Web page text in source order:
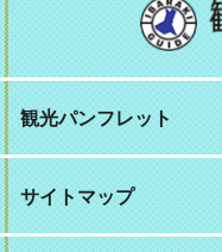
観光パンフレット
サイトマップ